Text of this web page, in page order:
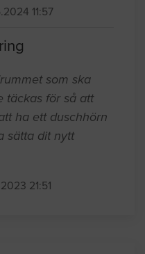
11:57
som ska
täckas för så att
ha ett duschhörn
sätta dit nytt
21:51